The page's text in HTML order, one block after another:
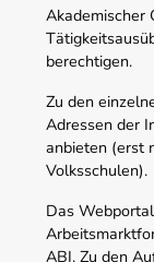
Akademischer
berechtigen.
Zu den
Adressen der
anbieten (erst
Volksschulen).
Das
ABI. Zu den